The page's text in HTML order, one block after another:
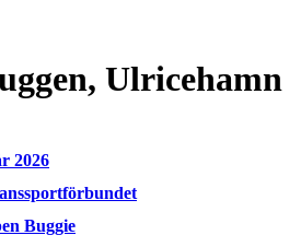
Ulricehamn
2026
Buggie